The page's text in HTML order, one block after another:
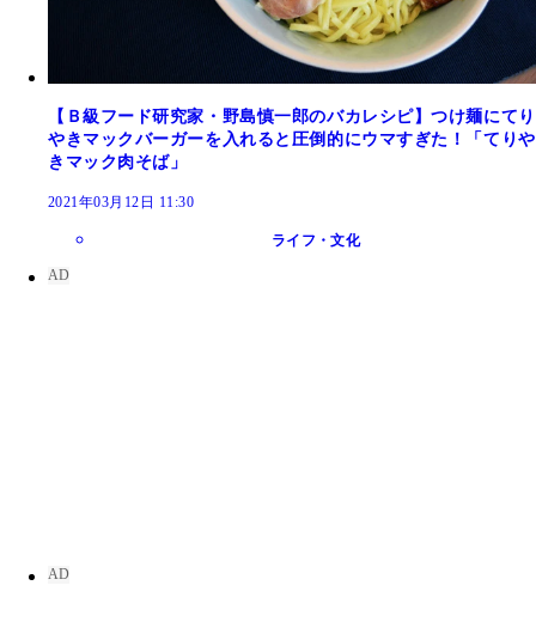
【Ｂ級フード研究家・野島慎一郎のバカレシピ】つけ麺にてり
やきマックバーガーを入れると圧倒的にウマすぎた！「てりや
きマック肉そば」
2021年03月12日 11:30
ライフ・文化